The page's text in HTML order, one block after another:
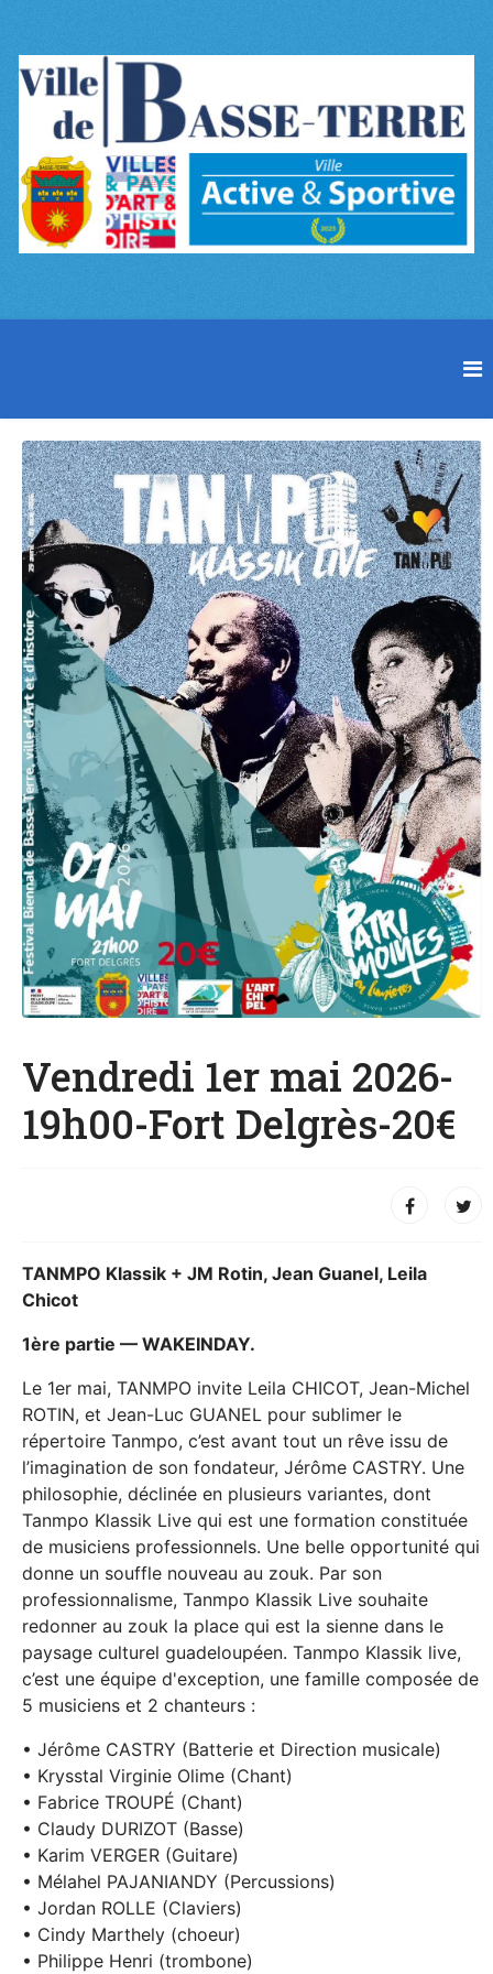
Vendredi 1er mai 2026-
19h00-Fort Delgrès-20€
TANMPO Klassik + JM Rotin, Jean Guanel, Leila
Chicot
1ère partie — WAKEINDAY.
Le 1er mai, TANMPO invite Leila CHICOT, Jean-Michel
ROTIN, et Jean-Luc GUANEL pour sublimer le
répertoire Tanmpo, c’est avant tout un rêve issu de
l’imagination de son fondateur, Jérôme CASTRY. Une
philosophie, déclinée en plusieurs variantes, dont
Tanmpo Klassik Live qui est une formation constituée
de musiciens professionnels. Une belle opportunité qui
donne un souffle nouveau au zouk. Par son
professionnalisme, Tanmpo Klassik Live souhaite
redonner au zouk la place qui est la sienne dans le
paysage culturel guadeloupéen. Tanmpo Klassik live,
c’est une équipe d'exception, une famille composée de
5 musiciens et 2 chanteurs :
• Jérôme CASTRY (Batterie et Direction musicale)
• Krysstal Virginie Olime (Chant)
• Fabrice TROUPÉ (Chant)
• Claudy DURIZOT (Basse)
• Karim VERGER (Guitare)
• Mélahel PAJANIANDY (Percussions)
• Jordan ROLLE (Claviers)
• Cindy Marthely (choeur)
• Philippe Henri (trombone)